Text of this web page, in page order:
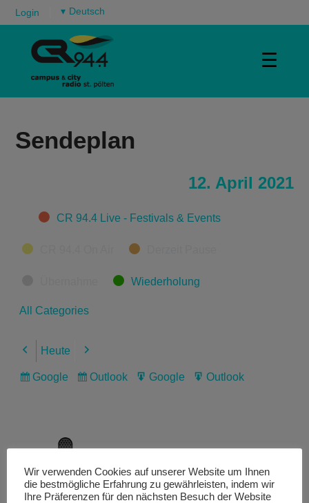
Login ▾
☰
Sendeplan
12. April 2021
CategoriesCR 94.4 Live - Festivals & Events
Wiederholung
All Categories
Previous
Heute Next
Subscribe
Google
Subscribe
Outlook
Export
Google
Export
Outlook
Livestream
Wir verwenden Cookies auf unserer Website um Ihnen
die bestmögliche Erfahrung zu gewährleisten, indem wir
Ihre Präferenzen für den nächsten Besuch der Website